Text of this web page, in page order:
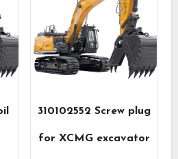
310102552 Screw plug
for XCMG excavator